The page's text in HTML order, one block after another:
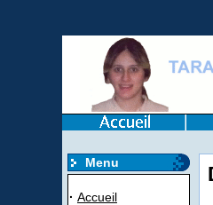
Menu
· Accueil